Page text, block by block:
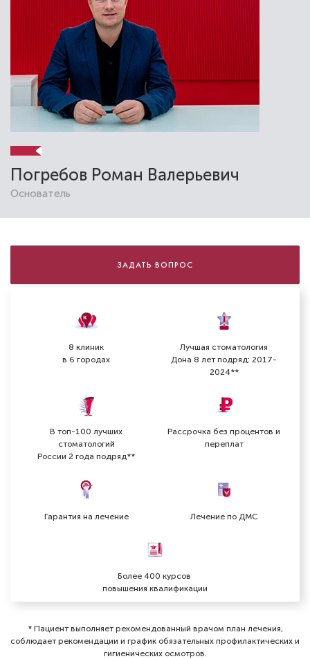
Стаж работы: 4 года
Александровская Елена
Стоматолог-терапевт
Зверев Алексей Владимирович
Специальность: терапия
Стаж работы: 4 года
Погребов Роман Валерьевич
Основатель
ЗАДАТЬ ВОПРОС
8 клиник
в 6 городах
Лучшая стоматология
Дона 8 лет подряд: 2017-
2024**
В топ-100 лучших
стоматологий
России 2 года подряд**
Рассрочка без процентов и
переплат
Гарантия на лечение Лечение по ДМС
Более 400 курсов
повышения квалификации
* Пациент выполняет рекомендованный врачом план лечения,
соблюдает рекомендации и график обязательных профилактических и
гигиенических осмотров⁠.